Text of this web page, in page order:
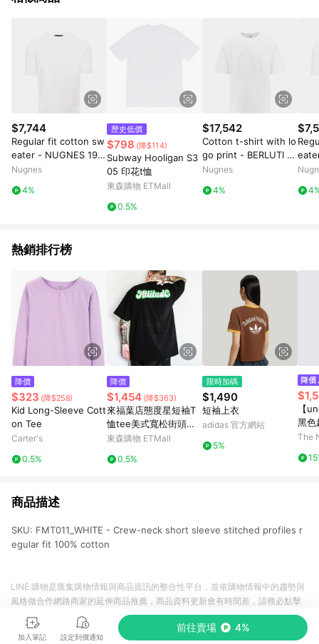
$7,744
Regular fit cotton sw
eater - NUGNES 192
0 - gender_Man
Nugnes
4%
歷史低價
$798 (降$114)
Subway Hooligan S3
05 印花t恤
東森購物 ETMall
0.5%
$17,542
Cotton t-shirt with lo
go print - BERLUTI -
gender_Man
Nugnes
4%
0 -
熱銷排行榜
降價
$323 (降$258)
Kid Long-Sleeve Cott
on Tee
Carter's
0.5%
降價
$1,454 (降$363)
來福葉店態度星短袖T
恤tee美式寬松街頭西
海岸小領厚非潮牌逆潮
東森購物 ETMall
0.5%
限時加碼
$1,490
短袖上衣
adidas 官方網站
5%
【
黑色
｜
The
商品描述
SKU: FMT011_WHITE - Crew-neck short sleeve stitched profiles r
egular fit 100% cotton
加入筆記 設定到價通知
前往賣場 4%
LINE 購物是匯集購物情報與商品資訊的整合性平台，並依購物情報中的趨勢與
風格做合作網路商家的延伸商品推薦，商品資料更新會有時間差，請務必點擊
商品至各合作網路商家，確認現售價與購物條件，一切資訊以合作廠商網頁為
準。